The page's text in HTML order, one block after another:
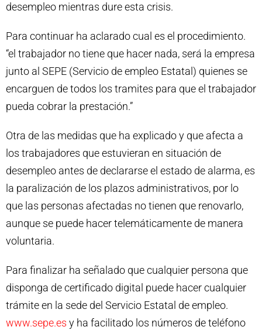
desempleo mientras dure esta crisis.
Para continuar ha aclarado cual es el procedimiento.
“el trabajador no tiene que hacer nada, será la empresa
junto al SEPE (Servicio de empleo Estatal) quienes se
encarguen de todos los tramites para que el trabajador
pueda cobrar la prestación.”
Otra de las medidas que ha explicado y que afecta a
los trabajadores que estuvieran en situación de
desempleo antes de declararse el estado de alarma, es
la paralización de los plazos administrativos, por lo
que las personas afectadas no tienen que renovarlo,
aunque se puede hacer telemáticamente de manera
voluntaria.
Para finalizar ha señalado que cualquier persona que
disponga de certificado digital puede hacer cualquier
trámite en la sede del Servicio Estatal de empleo.
www.sepe.es y ha facilitado los números de teléfono